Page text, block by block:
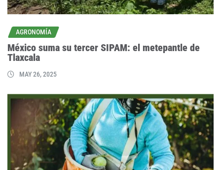
AGRONOMÍA
México suma su tercer SIPAM: el metepantle de
Tlaxcala
MAY 26, 2025